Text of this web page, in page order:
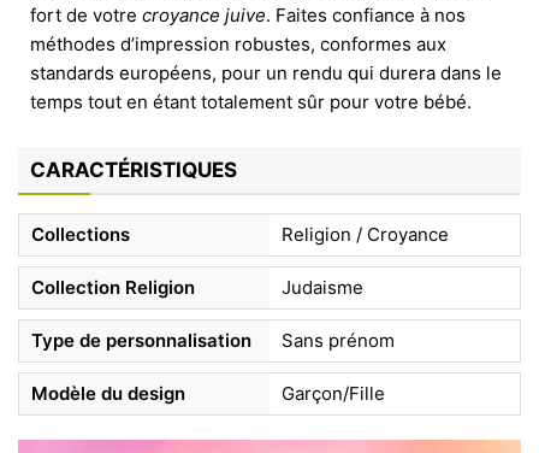
fort de votre croyance juive. Faites confiance à nos
méthodes d’impression robustes, conformes aux
standards européens, pour un rendu qui durera dans le
temps tout en étant totalement sûr pour votre bébé.
CARACTÉRISTIQUES
Collections Religion / Croyance
Collection Religion Judaisme
Type de personnalisation Sans prénom
Modèle du design Garçon/Fille